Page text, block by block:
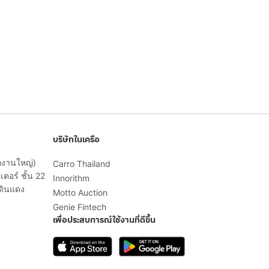
งานใหญ่)
ตอร์ ชั้น 22
นแดง
บริษัทในเครือ
Carro Thailand
Innorithm
Motto Auction
Genie Fintech
เพื่อประสบการณ์ใช้งานที่ดีขึ้น